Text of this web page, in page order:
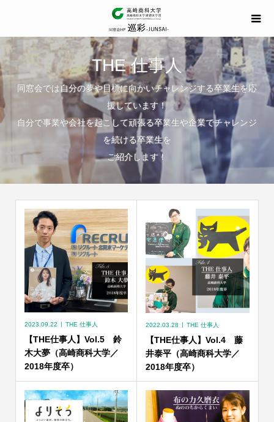
THE 仕事人
同窓会では自分の夢や目標に向かいチャレンジする卒業生を応
援しています！
自分で事業や会社を起こして頑張る卒業生や企業でチャレンジ
を続ける卒業生を
ご紹介します！
2023.09.22 THE 仕事人
【THE仕事人】Vol.5 鈴
木大夢（高崎商科大学／
2018年度卒）
2022.03.28 THE 仕事人
【THE仕事人】Vol.4 藤
井泰平（高崎商科大学／
2018年度卒）